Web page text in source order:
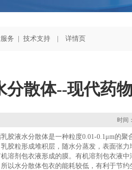
务 | 技术支持 | 详情页
分散体--现代药
时间
液水分散体是一种粒度0.01-0.1μm的聚
胶粒形成堆积层，随水分蒸发，表面张
溶剂包衣液形成的膜。有机溶剂包衣液
以水分散体包衣的能耗较低，有利于节